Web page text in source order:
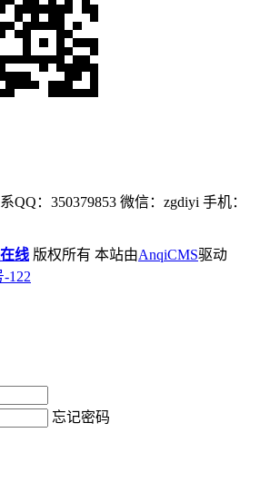
QQ：350379853 微信：zgdiyi 手机：
线 版权所有 本站由AnqiCMS驱动
-122
忘记密码